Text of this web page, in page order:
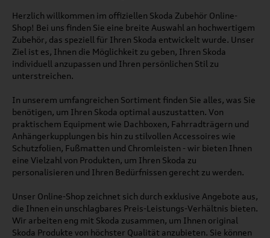
Herzlich willkommen im offiziellen Skoda Zubehör Online-
Shop! Bei uns finden Sie eine breite Auswahl an hochwertigem
Zubehör, das speziell für Ihren Skoda entwickelt wurde. Unser
Ziel ist es, Ihnen die Möglichkeit zu geben, Ihren Skoda
individuell anzupassen und Ihren persönlichen Stil zu
unterstreichen.
In unserem umfangreichen Sortiment finden Sie alles, was Sie
benötigen, um Ihren Skoda optimal auszustatten. Von
praktischem Equipment wie Dachboxen, Fahrradträgern und
Anhängerkupplungen bis hin zu stilvollen Accessoires wie
Schutzfolien, Fußmatten und Chromleisten - wir bieten Ihnen
eine Vielzahl von Produkten, um Ihren Skoda zu
personalisieren und Ihren Bedürfnissen gerecht zu werden.
Unser Online-Shop zeichnet sich durch exklusive Angebote aus,
die Ihnen ein unschlagbares Preis-Leistungs-Verhältnis bieten.
Wir arbeiten eng mit Skoda zusammen, um Ihnen original
Skoda Produkte von höchster Qualität anzubieten. Sie können